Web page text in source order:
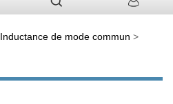
Inductance de mode commun >